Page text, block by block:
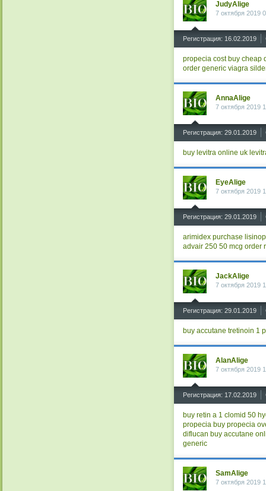
JudyAlige
7 октября 2019
Регистрация: 16.02.2019
propecia cost buy cheap
order generic viagra
AnnaAlige
7 октября 2019
Регистрация: 29.01.2019
buy levitra online uk
EyeAlige
7 октября 2019
Регистрация: 29.01.2019
arimidex purchase
advair 250 50 mcg order
JackAlige
7 октября 2019
Регистрация: 29.01.2019
buy accutane tretinoin 1
AlanAlige
7 октября 2019
Регистрация: 17.02.2019
buy retin a 1 clomid 50
propecia buy propecia
diflucan buy accutane
generic
SamAlige
7 октября 2019